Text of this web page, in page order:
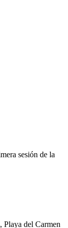
sesión de la
Playa del Carmen